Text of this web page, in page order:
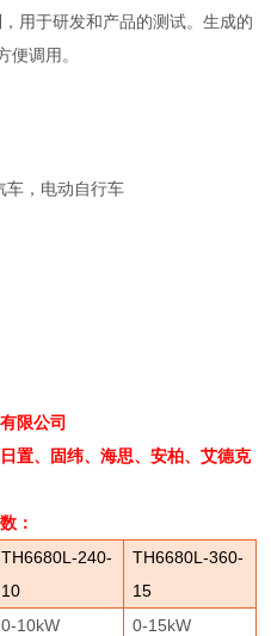
用于研发和产品的测试。生成的
便调用。
车，电动自行车
限公司
置、固纬、海思、安柏、艾德克
：
TH6680L-240-
10
TH6680L-360-
15
0-10kW
0-15kW